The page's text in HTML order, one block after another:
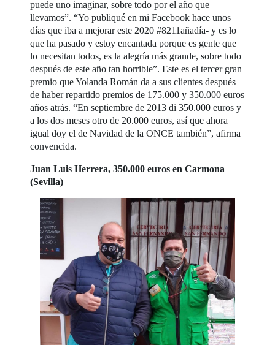
puede uno imaginar, sobre todo por el año que
llevamos”. “Yo publiqué en mi Facebook hace unos
días que iba a mejorar este 2020 #8211añadía- y es lo
que ha pasado y estoy encantada porque es gente que
lo necesitan todos, es la alegría más grande, sobre todo
después de este año tan horrible”. Este es el tercer gran
premio que Yolanda Román da a sus clientes después
de haber repartido premios de 175.000 y 350.000 euros
años atrás. “En septiembre de 2013 di 350.000 euros y
a los dos meses otro de 20.000 euros, así que ahora
igual doy el de Navidad de la ONCE también”, afirma
convencida.
Juan Luis Herrera, 350.000 euros en Carmona
(Sevilla)